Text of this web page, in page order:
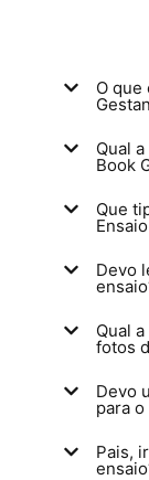
O que
Qual
Book
Que
Devo
Qual
fotos
Devo
para
Pais,